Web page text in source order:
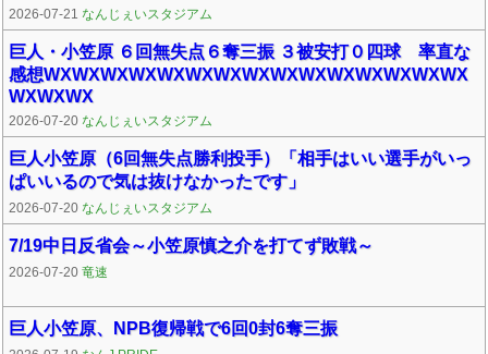
2026-07-21 なんじぇいスタジアム
巨人・小笠原 ６回無失点６奪三振 ３被安打０四球 率直な
感想WXWXWXWXWXWXWXWXWXWXWXWXWXWXWX
WXWXWX
2026-07-20 なんじぇいスタジアム
巨人小笠原（6回無失点勝利投手）「相手はいい選手がいっ
ぱいいるので気は抜けなかったです」
2026-07-20 なんじぇいスタジアム
7/19中日反省会～小笠原慎之介を打てず敗戦～
2026-07-20 竜速
巨人小笠原、NPB復帰戦で6回0封6奪三振